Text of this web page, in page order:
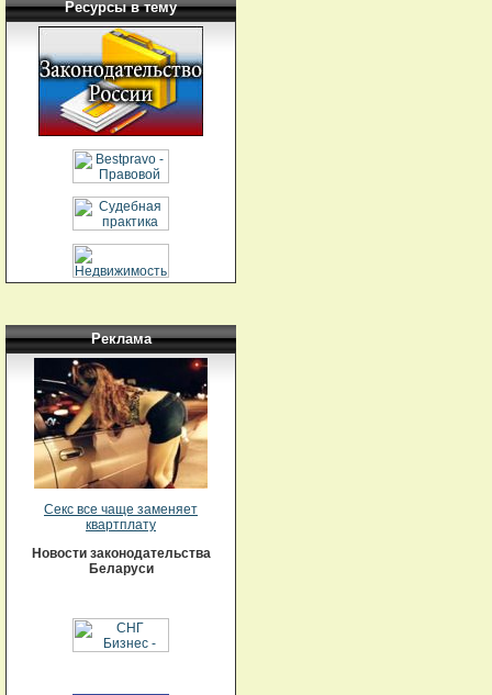
Ресурсы в тему
Реклама
Секс все чаще заменяет
квартплату
Новости законодательства
Беларуси